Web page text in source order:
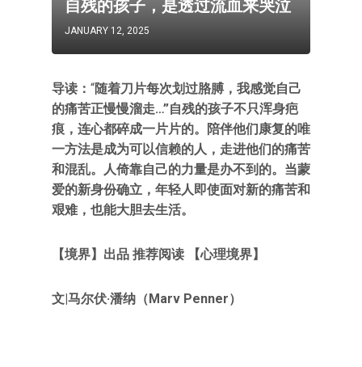
自残的孩子，是透过流血来哭泣
JANUARY 12, 2025
导读： “随着刀片每次划过胳膊，我感觉自己
的痛苦正慢慢溜走…”自残的孩子不只浑身疤
痕，连心都碎成一片片的。陪伴他们康复的唯
一方法是成为可以信赖的人，走进他们的痛苦
和混乱。人倚靠自己的力量是办不到的。当蒙
爱的新身份确立，年轻人即使面对新的痛苦和
艰难，也能大胆去生活。
【境界】出品 推荐阅读 【心理境界】
文|马尔伏·潘纳（Marv Penner）